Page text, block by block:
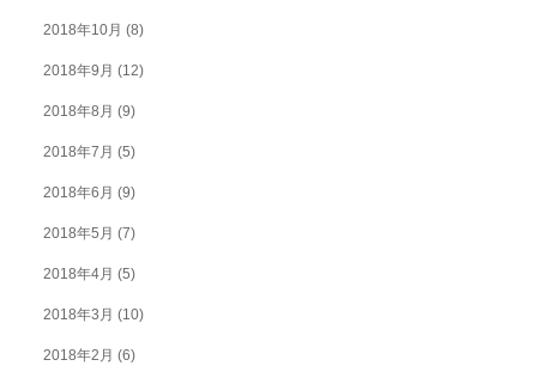
2018年10月 (8)
2018年9月 (12)
2018年8月 (9)
2018年7月 (5)
2018年6月 (9)
2018年5月 (7)
2018年4月 (5)
2018年3月 (10)
2018年2月 (6)